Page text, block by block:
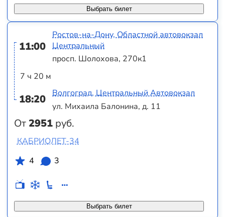
Выбрать билет
11:00
7 ч 20 м
18:20
От2951 руб.
Ростов-на-Дону, Областной автовокзал
Центральный
просп. Шолохова, 270к1
Волгоград, Центральный Автовокзал
ул. Михаила Балонина, д. 11
Выбрать билет
КАБРИОЛЕТ-34
4
3